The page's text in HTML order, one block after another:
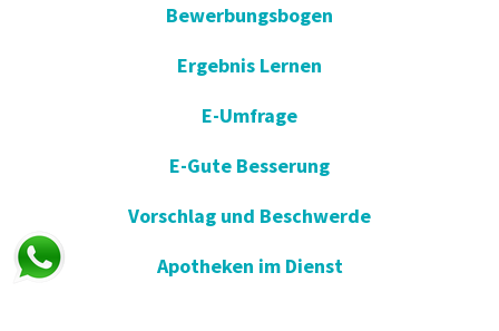
Bewerbungsbogen
Ergebnis Lernen
E-Umfrage
E-Gute Besserung
Vorschlag und Beschwerde
Apotheken im Dienst